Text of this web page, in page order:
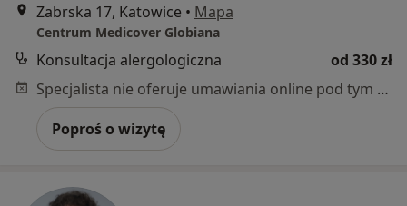
Zabrska 17, Katowice • Mapa
Centrum Medicover Globiana
Konsultacja alergologiczna
od 330 zł
Specjalista nie oferuje umawiania online pod tym adresem.
Poproś o wizytę